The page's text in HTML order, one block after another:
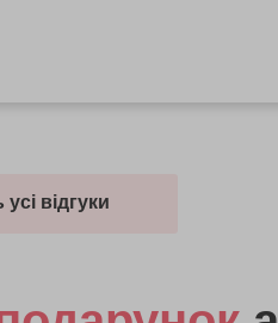
відгуки